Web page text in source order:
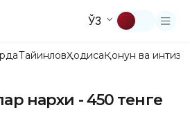
ЎЗ
ТайинловҲодисаҚонун ва
нархи - 450 тенге